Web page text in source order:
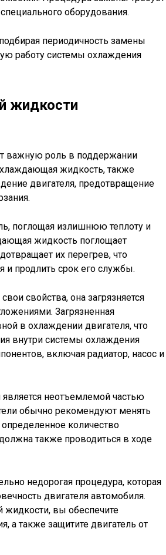
оборудования.
периодичность замены
работу системы охлаждения
жидкости
важную роль в поддержании
жидкость, также
двигателя, предотвращение
поглощая излишнюю теплоту и
жидкость поглощает
их перегрев, что
и продлить срок его службы.
свойства, она загрязняется
Загрязненная
в охлаждении двигателя, что
внутри системы охлаждения
включая радиатор, насос и
неотъемлемой частью
обычно рекомендуют менять
количество
также проводиться в ходе
недорогая процедура, которая
двигателя автомобиля.
вы обеспечите
а также защитите двигатель от